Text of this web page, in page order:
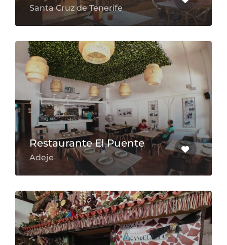
Santa Cruz de Tenerife
Restaurante El Puente
Adeje